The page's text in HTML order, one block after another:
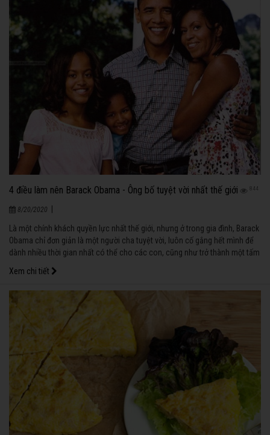
4 điều làm nên Barack Obama - Ông bố tuyệt vời nhất thế giới 844
8/20/2020
Là một chính khách quyền lực nhất thế giới, nhưng ở trong gia đình, Barack
Obama chỉ đơn giản là một người cha tuyệt vời, luôn cố gắng hết mình để
dành nhiều thời gian nhất có thể cho các con, cũng như trở thành một tấm
Xem chi tiết